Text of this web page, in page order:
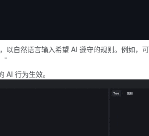
以自然语言输入希望 AI 遵守的规则。例如，
”
AI 行为生效。